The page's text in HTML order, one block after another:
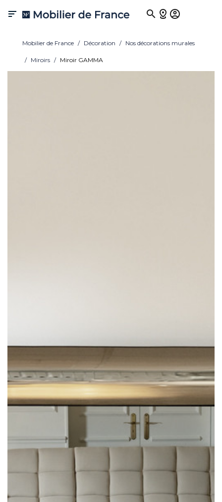

Mobilier de France Décoration Nos décorations murales
Miroirs Miroir GAMMA